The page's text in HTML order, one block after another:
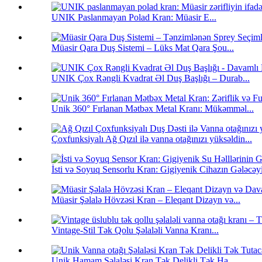
UNIK Paslanmayan Polad Kran: Müasir E...
Müasir Qara Duş Sistemi – Lüks Mat Qara Şou...
UNIK Çox Rəngli Kvadrat Əl Duş Başlığı – Durab...
Unik 360° Fırlanan Mətbəx Metal Kranı: Mükəmməl...
Çoxfunksiyalı Ağ Qızıl ilə vanna otağınızı yüksəldin...
İsti və Soyuq Sensorlu Kran: Gigiyenik Cihazın
Müasir Şəlalə Hövzəsi Kran – Eleqant Dizayn və...
Vintage-Stil Tək Qolu Şəlaləli Vanna Kranı...